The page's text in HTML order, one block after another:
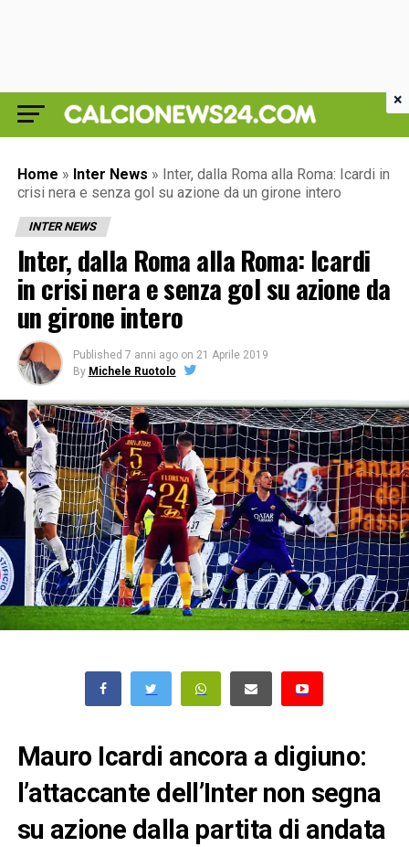
Home » Inter News » Inter, dalla Roma alla Roma: Icardi in
crisi nera e senza gol su azione da un girone intero
INTER NEWS
Inter, dalla Roma alla Roma: Icardi
in crisi nera e senza gol su azione da
un girone intero
Published 7 anni ago on 21 Aprile 2019
By Michele Ruotolo
Mauro Icardi ancora a digiuno:
l’attaccante dell’Inter non segna
su azione dalla partita di andata
×